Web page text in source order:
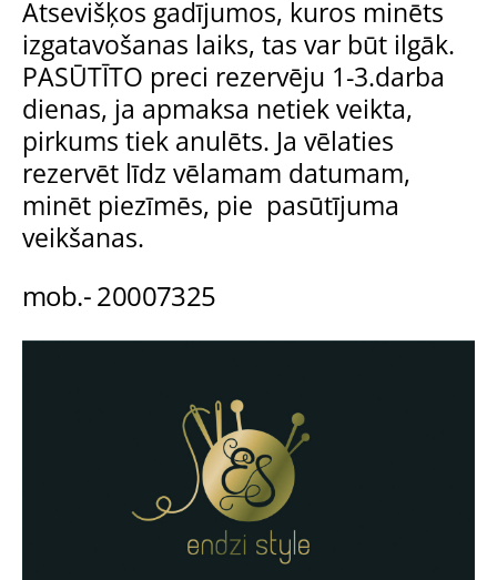
Atsevišķos gadījumos, kuros minēts
izgatavošanas laiks, tas var būt ilgāk.
PASŪTĪTO preci rezervēju 1-3.darba
dienas, ja apmaksa netiek veikta,
pirkums tiek anulēts. Ja vēlaties
rezervēt līdz vēlamam datumam,
minēt piezīmēs, pie pasūtījuma
veikšanas.
mob.- 20007325